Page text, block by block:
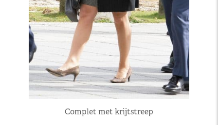
Complet met krijtstreep